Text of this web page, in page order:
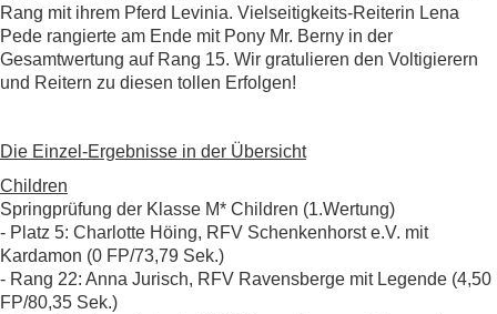
Rang mit ihrem Pferd Levinia. Vielseitigkeits-Reiterin Lena
Pede rangierte am Ende mit Pony Mr. Berny in der
Gesamtwertung auf Rang 15. Wir gratulieren den Voltigierern
und Reitern zu diesen tollen Erfolgen!
Die Einzel-Ergebnisse in der Übersicht
Children
Springprüfung der Klasse M* Children (1.Wertung)
- Platz 5: Charlotte Höing, RFV Schenkenhorst e.V. mit
Kardamon (0 FP/73,79 Sek.)
- Rang 22: Anna Jurisch, RFV Ravensberge mit Legende (4,50
FP/80,35 Sek.)